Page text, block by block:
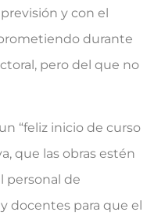
y con el
durante
pero del que no
inicio de curso
que las obras estén
personal de
docentes para que el